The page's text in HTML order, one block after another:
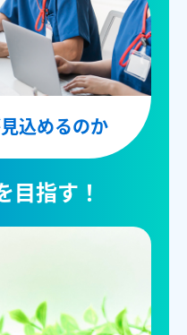
込めるのか
目指す！